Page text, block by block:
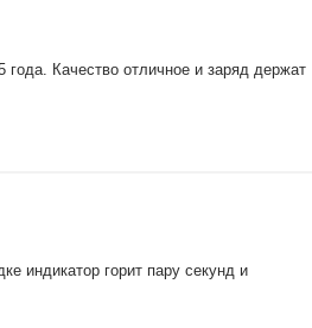
Качество отличное и заряд держат
индикатор горит пару секунд и